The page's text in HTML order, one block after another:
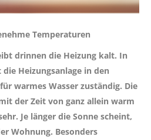
Temperaturen
drinnen die Heizung kalt. In
Heizungsanlage in den
warmes Wasser zuständig. Die
der Zeit von ganz allein warm
Je länger die Sonne scheint,
Wohnung. Besonders